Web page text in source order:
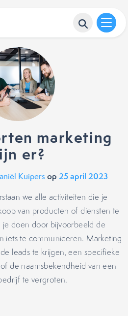
marketing
er?
Kuipers op 25 april 2023
we alle activiteiten die je
van producten of diensten te
je doen door bijvoorbeeld de
iets te communiceren. Marketing
leads te krijgen, een specifieke
de naamsbekendheid van een
te vergroten.